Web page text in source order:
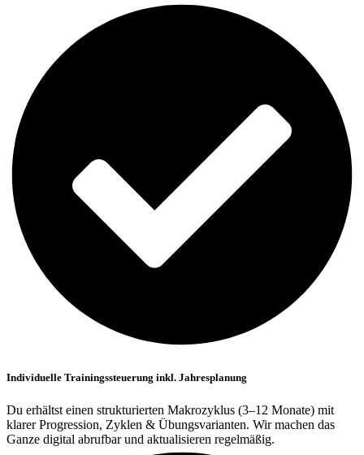
Individuelle Trainingssteuerung inkl. Jahresplanung
Du erhältst einen strukturierten Makrozyklus (3–12 Monate) mit
klarer Progression, Zyklen & Übungsvarianten. Wir machen das
Ganze digital abrufbar und aktualisieren regelmäßig.